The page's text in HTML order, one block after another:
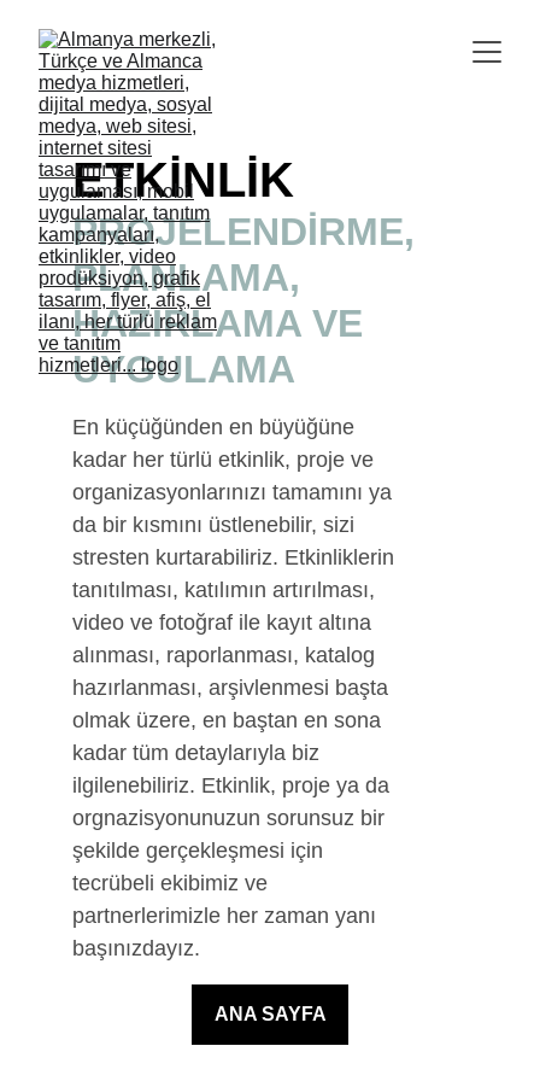
En küçüğünden en büyüğüne
kadar her türlü etkinlik, proje ve
organizasyonlarınızı tamamını ya
da bir kısmını üstlenebilir, sizi
stresten kurtarabiliriz. Etkinliklerin
tanıtılması, katılımın artırılması,
video ve fotoğraf ile kayıt altına
alınması, raporlanması, katalog
hazırlanması, arşivlenmesi başta
olmak üzere, en baştan en sona
kadar tüm detaylarıyla biz
ilgilenebiliriz. Etkinlik, proje ya da
orgnazisyonunuzun sorunsuz bir
şekilde gerçekleşmesi için
tecrübeli ekibimiz ve
partnerlerimizle her zaman yanı
başınızdayız.
ETKİNLİK
PROJELENDİRME,
PLANLAMA,
HAZIRLAMA VE
UYGULAMA
ANA SAYFA